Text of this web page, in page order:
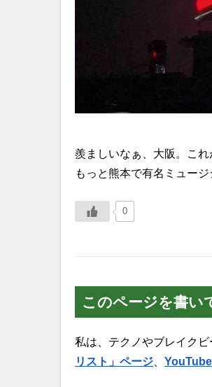
羨ましいなぁ、大阪。こ
もっと熊本で有名ミュー
0
このページを書い
私は、テクノやブレイク
リスト」ページ
YouTube